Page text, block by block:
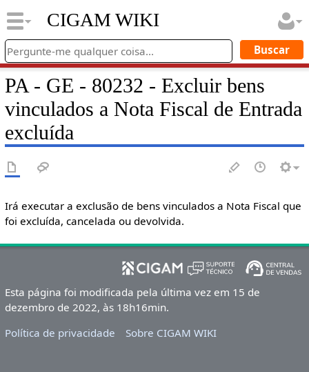
CIGAM WIKI
PA - GE - 80232 - Excluir bens
vinculados a Nota Fiscal de Entrada
excluída
Irá executar a exclusão de bens vinculados a Nota Fiscal que
foi excluída, cancelada ou devolvida.
Esta página foi modificada pela última vez em 15 de
dezembro de 2022, às 18h16min.
Política de privacidade
Sobre CIGAM WIKI